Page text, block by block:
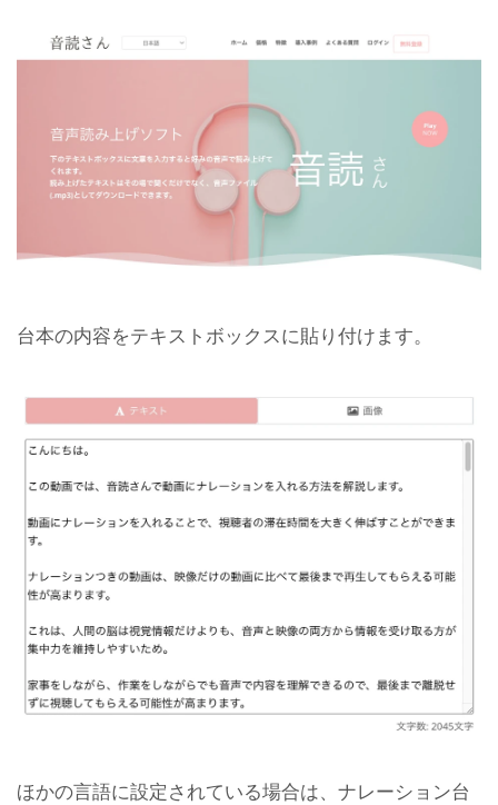
台本の内容をテキストボックスに貼り付けます。
ほかの言語に設定されている場合は、ナレーション台